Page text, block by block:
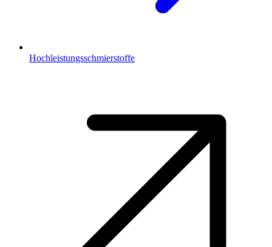
Hochleistungsschmierstoffe